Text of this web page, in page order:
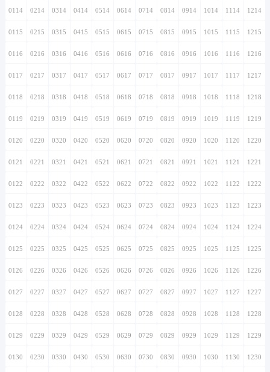
0114 0214 0314 0414 0514 0614 0714 0814 0914 1014 1114 1214
0115 0215 0315 0415 0515 0615 0715 0815 0915 1015 1115 1215
0116 0216 0316 0416 0516 0616 0716 0816 0916 1016 1116 1216
0117 0217 0317 0417 0517 0617 0717 0817 0917 1017 1117 1217
0118 0218 0318 0418 0518 0618 0718 0818 0918 1018 1118 1218
0119 0219 0319 0419 0519 0619 0719 0819 0919 1019 1119 1219
0120 0220 0320 0420 0520 0620 0720 0820 0920 1020 1120 1220
0121 0221 0321 0421 0521 0621 0721 0821 0921 1021 1121 1221
0122 0222 0322 0422 0522 0622 0722 0822 0922 1022 1122 1222
0123 0223 0323 0423 0523 0623 0723 0823 0923 1023 1123 1223
0124 0224 0324 0424 0524 0624 0724 0824 0924 1024 1124 1224
0125 0225 0325 0425 0525 0625 0725 0825 0925 1025 1125 1225
0126 0226 0326 0426 0526 0626 0726 0826 0926 1026 1126 1226
0127 0227 0327 0427 0527 0627 0727 0827 0927 1027 1127 1227
0128 0228 0328 0428 0528 0628 0728 0828 0928 1028 1128 1228
0129 0229 0329 0429 0529 0629 0729 0829 0929 1029 1129 1229
0130 0230 0330 0430 0530 0630 0730 0830 0930 1030 1130 1230